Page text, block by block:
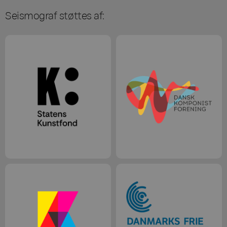
Seismograf støttes af: